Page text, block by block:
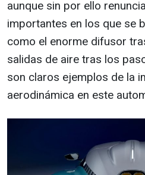
aunque sin por ello
importantes en los que se
como el enorme difusor
salidas de aire tras los
son claros ejemplos de la
aerodinámica en este